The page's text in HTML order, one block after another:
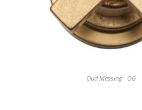
Oud Messing - OG